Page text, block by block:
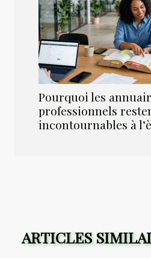
Pourquoi les
professionnels
incontournables à
ARTICLES